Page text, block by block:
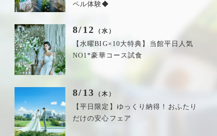
ペル体験◆
8/12 （水）
【水曜BIG×10大特典】当館平日人気
NO1*豪華コース試食
8/13 （木）
【平日限定】ゆっくり納得！おふたり
だけの安心フェア